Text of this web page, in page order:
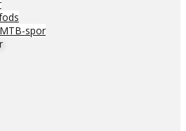
spor